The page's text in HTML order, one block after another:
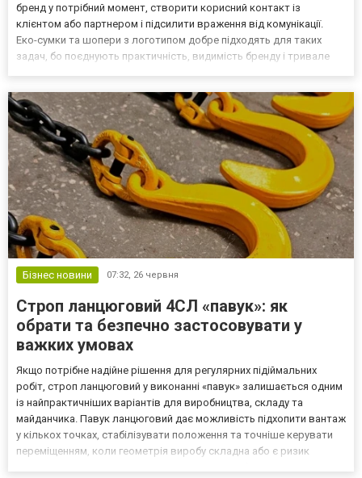
бренд у потрібний момент, створити корисний контакт із
клієнтом або партнером і підсилити враження від комунікації.
Еко-сумки та шопери з логотипом добре підходять для таких
задач, бо поєднують практичність, видимість бренду і тривале
Бізнес новини 07:32, 26 червня
Строп ланцюговий 4СЛ «павук»: як
обрати та безпечно застосовувати у
важких умовах
Якщо потрібне надійне рішення для регулярних підіймальних
робіт, строп ланцюговий у виконанні «павук» залишається одним
із найпрактичніших варіантів для виробництва, складу та
майданчика. Павук ланцюговий дає можливість підхопити вантаж
у кількох точках, стабілізувати положення та точніше керувати
переміщенням, коли геометрія виробу складна або є ризик